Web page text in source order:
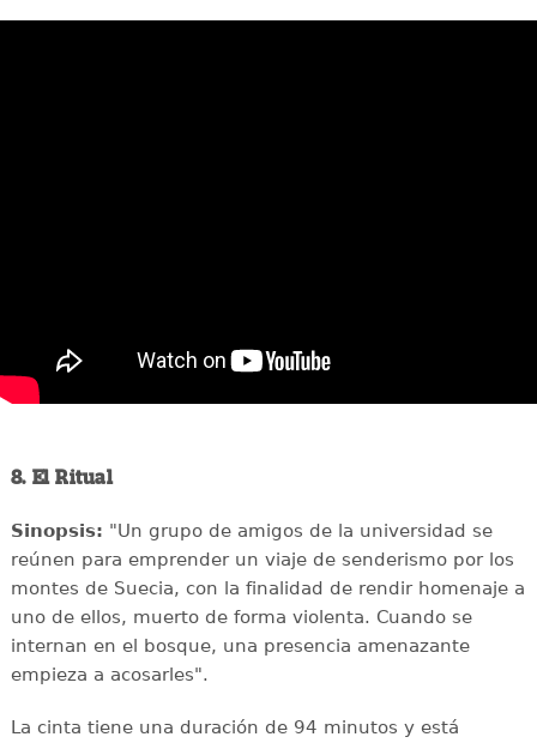
8. El Ritual
Sinopsis: "Un grupo de amigos de la universidad se
reúnen para emprender un viaje de senderismo por los
montes de Suecia, con la finalidad de rendir homenaje a
uno de ellos, muerto de forma violenta. Cuando se
internan en el bosque, una presencia amenazante
empieza a acosarles".
La cinta tiene una duración de 94 minutos y está